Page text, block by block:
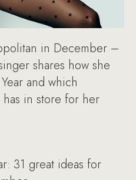
in December –
shares how she
and which
in store for her
31 great ideas for